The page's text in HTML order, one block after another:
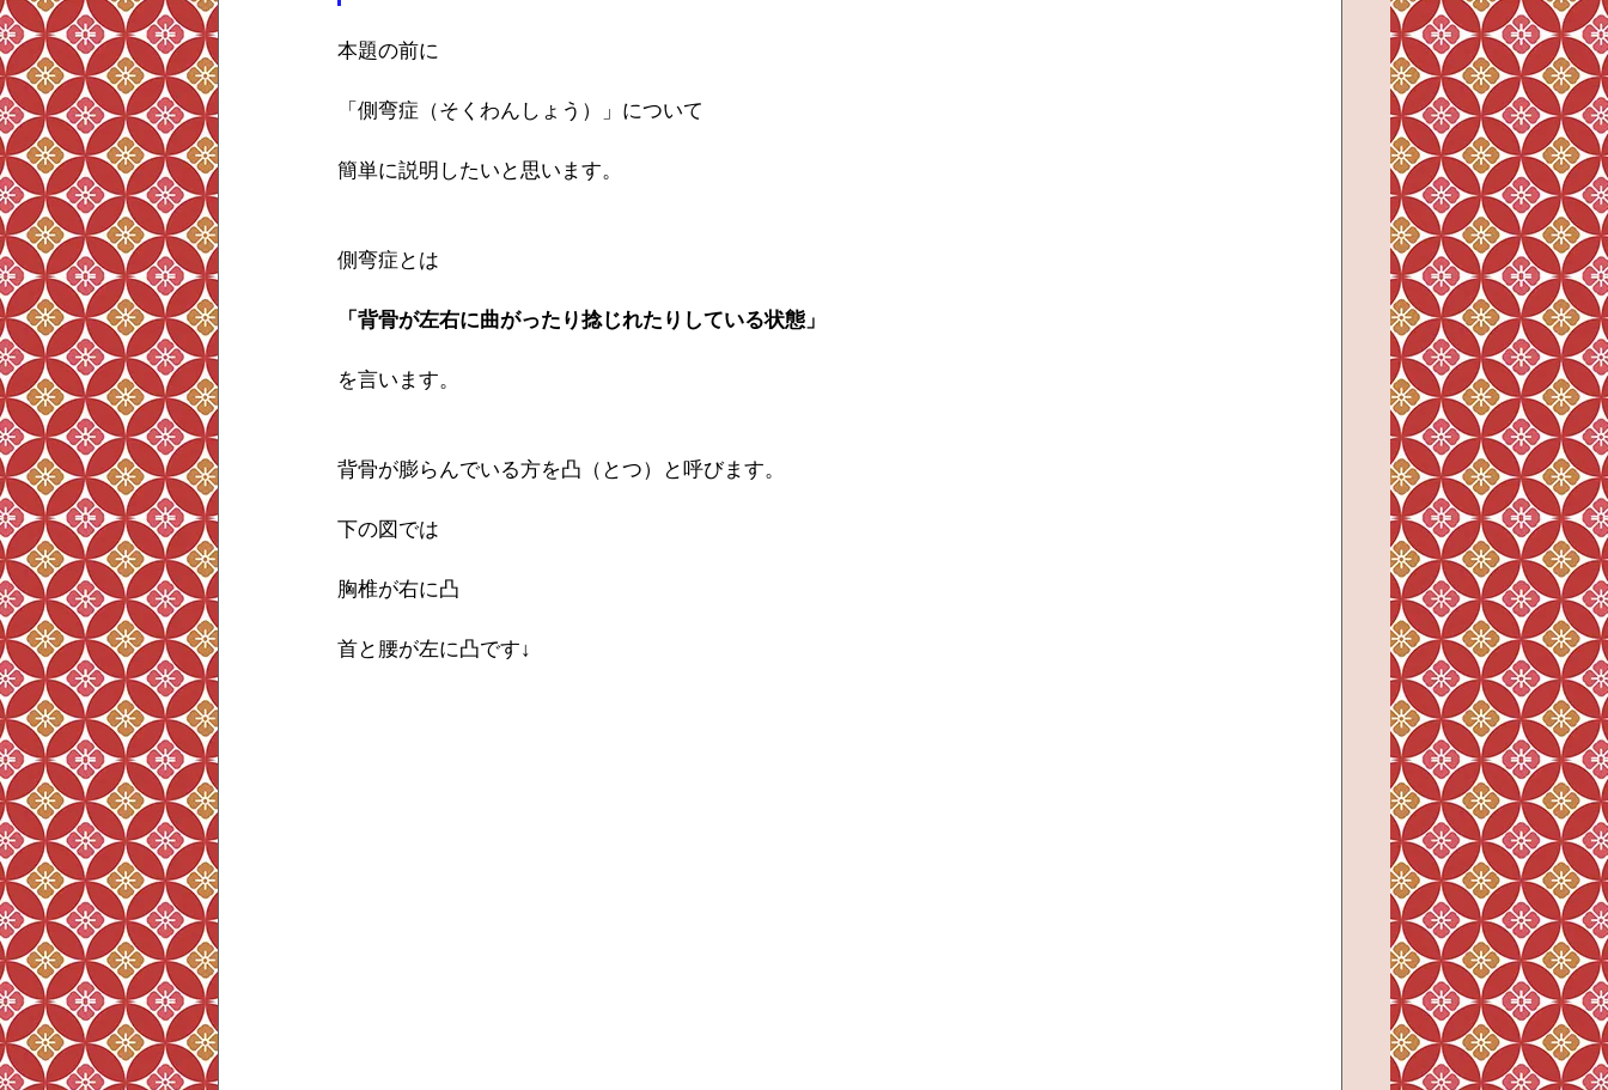
本題の前に
「側弯症（そくわんしょう）」について
簡単に説明したいと思います。
側弯症とは
「背骨が左右に曲がったり捻じれたりしている状態」
を言います。
背骨が膨らんでいる方を凸（とつ）と呼びます。
下の図では
胸椎が右に凸
首と腰が左に凸です↓